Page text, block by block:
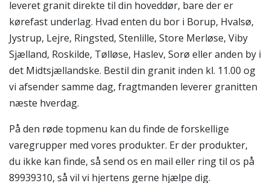
leveret granit direkte til din hoveddør, bare der er
kørefast underlag. Hvad enten du bor i Borup, Hvalsø,
Jystrup, Lejre, Ringsted, Stenlille, Store Merløse, Viby
Sjælland, Roskilde, Tølløse, Haslev, Sorø eller anden by i
det Midtsjællandske. Bestil din granit inden kl. 11.00 og
vi afsender samme dag, fragtmanden leverer granitten
næste hverdag.
På den røde topmenu kan du finde de forskellige
varegrupper med vores produkter. Er der produkter,
du ikke kan finde, så send os en mail eller ring til os på
89939310, så vil vi hjertens gerne hjælpe dig.